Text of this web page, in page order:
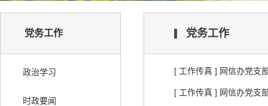
党务工作
政治学习
时政要闻
党务工作
[ 工作传真 ] 网信办党支
[ 工作传真 ] 网信办党支